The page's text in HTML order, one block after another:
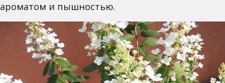
ароматом и пышностью.